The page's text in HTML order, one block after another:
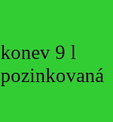
konev 9 l
pozinkovaná